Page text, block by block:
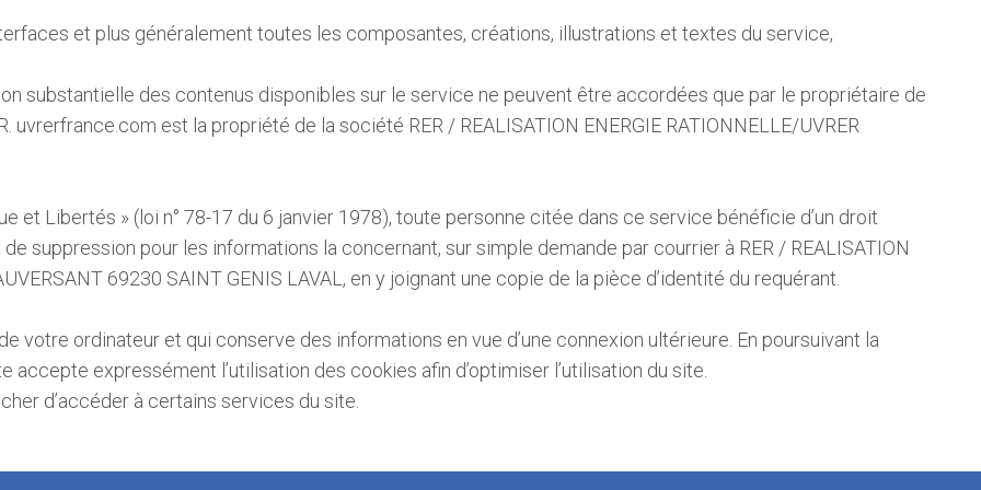
et plus généralement toutes les composantes, créations, illustrations et textes du service,
substantielle des contenus disponibles sur le service ne peuvent être accordées que par le propriétaire de
uvrerfrance.com est la propriété de la société RER / REALISATION ENERGIE RATIONNELLE/UVRER
et Libertés » (loi n° 78-17 du 6 janvier 1978), toute personne citée dans ce service bénéficie d’un droit
suppression pour les informations la concernant, sur simple demande par courrier à RER / REALISATION
69230 SAINT GENIS LAVAL, en y joignant une copie de la pièce d’identité du requérant.
votre ordinateur et qui conserve des informations en vue d’une connexion ultérieure. En poursuivant la
accepte expressément l’utilisation des cookies afin d’optimiser l’utilisation du site.
d’accéder à certains services du site.